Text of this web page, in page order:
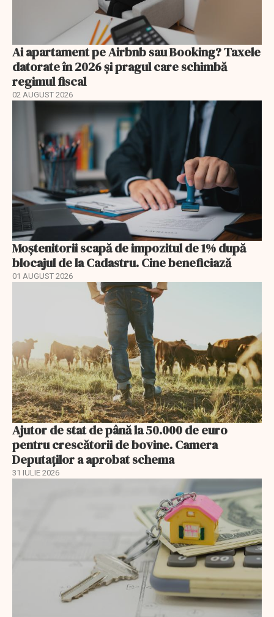
Ai apartament pe Airbnb sau Booking? Taxele
datorate în 2026 și pragul care schimbă
regimul fiscal
02 AUGUST 2026
Moștenitorii scapă de impozitul de 1% după
blocajul de la Cadastru. Cine beneficiază
01 AUGUST 2026
Ajutor de stat de până la 50.000 de euro
pentru crescătorii de bovine. Camera
Deputaților a aprobat schema
31 IULIE 2026